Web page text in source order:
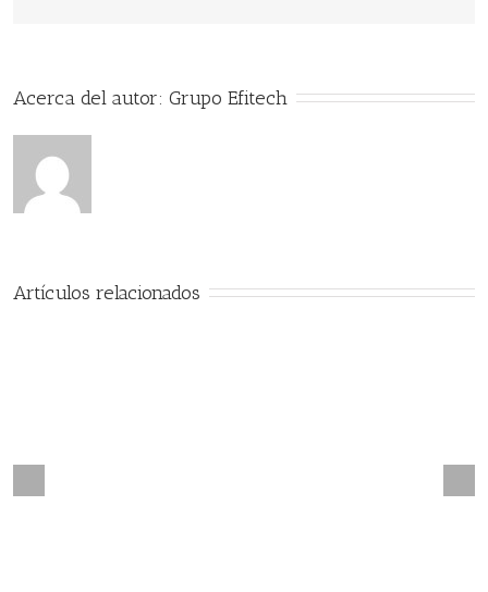
Acerca del autor: Grupo Efitech
Artículos relacionados